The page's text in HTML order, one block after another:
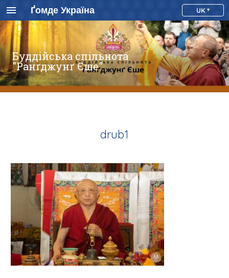
Ґомде Україна UK
Буддійська спільнота
"Ранґджунґ Єше"
drub1